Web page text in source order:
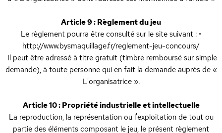
Article 9 : Règlement du jeu
Le règlement pourra être consulté sur le site suivant : •
http://www.bysmaquillage.fr/reglement-jeu-concours/
Il peut être adressé à titre gratuit (timbre remboursé sur simple
demande), à toute personne qui en fait la demande auprès de «
L'organisatrice ».
Article 10 : Propriété industrielle et intellectuelle
La reproduction, la représentation ou l'exploitation de tout ou
partie des éléments composant le jeu, le présent règlement